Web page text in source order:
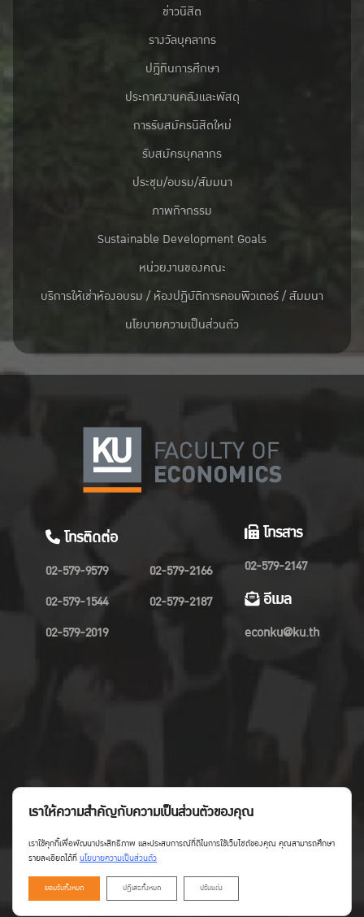
ข่าวนิสิต
รางวัลบุคลากร
ปฎิทินการศึกษา
ประกาศงานคลังและพัสดุ
การรับสมัครนิสิตใหม่
รับสมัครบุคลากร
ประชุม/อบรม/สัมมนา
ภาพกิจกรรม
Sustainable Development Goals
หน่วยงานของคณะ
บริการให้เช่าห้องอบรม / ห้องปฏิบัติการคอมพิวเตอร์ / สัมมนา
นโยบายความเป็นส่วนตัว
โทรติดต่อ
02-579-9579
02-579-1544
02-579-2019
02-579-2166
02-579-2187
โทรสาร
02-579-2147
อีเมล
econku@ku.th
Copyright©Faculty of Economics KU
เราให้ความสำคัญกับความเป็นส่วนตัวของคุณ
เราใช้คุกกี้เพื่อพัฒนาประสิทธิภาพ และประสบการณ์ที่ดีในการใช้เว็บไซต์ของคุณ คุณสามารถศึกษา
รายละเอียดได้ที่นโยบายความเป็นส่วนตัว
ยอมรับทั้งหมด ปฏิเสธทั้งหมด ปรับแต่ง